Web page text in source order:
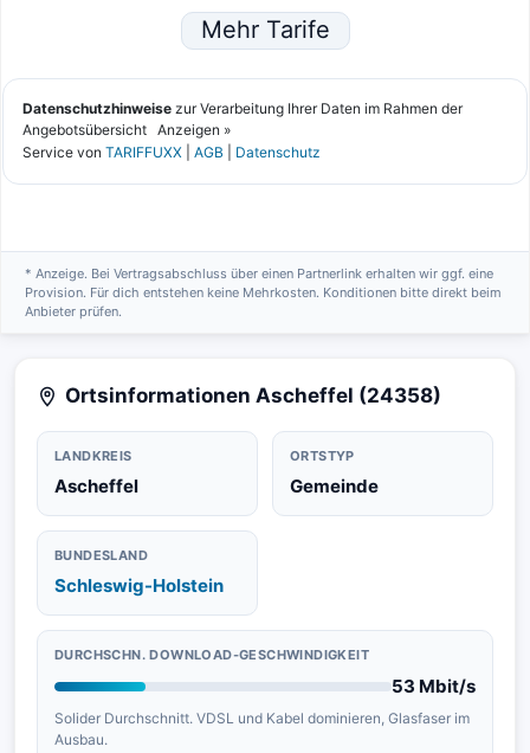
* Anzeige. Bei Vertragsabschluss über einen Partnerlink erhalten wir ggf. eine
Provision. Für dich entstehen keine Mehrkosten. Konditionen bitte direkt beim
Anbieter prüfen.
Ortsinformationen Ascheffel (24358)
LANDKREIS
Ascheffel
ORTSTYP
Gemeinde
BUNDESLAND
Schleswig-Holstein
DURCHSCHN. DOWNLOAD-GESCHWINDIGKEIT
53 Mbit/s
Solider Durchschnitt. VDSL und Kabel dominieren, Glasfaser im
Ausbau.